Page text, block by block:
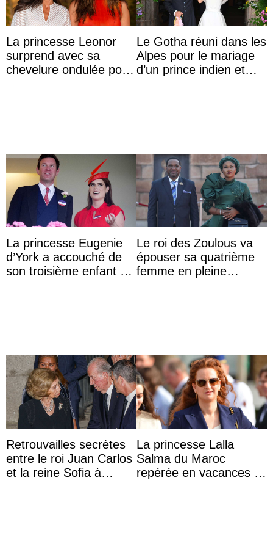
La princesse Leonor
surprend avec sa
chevelure ondulée pour
Le Gotha réuni dans les
Alpes pour le mariage
d’un prince indien et
La princesse Eugenie
d’York a accouché de
son troisième enfant et
Le roi des Zoulous va
épouser sa quatrième
femme en pleine
Retrouvailles secrètes
entre le roi Juan Carlos
et la reine Sofia à
La princesse Lalla
Salma du Maroc
repérée en vacances à